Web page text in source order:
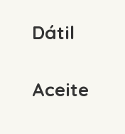
Dátil
Aceite